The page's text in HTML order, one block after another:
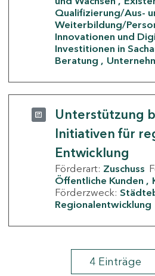
Qualifizierung/Aus-
Weiterbildung/
Innovationen und
Investitionen in
Beratung
Unterstützung
Initiativen für
Entwicklung
Förderart: Zuschuss
Öffentliche Kunden
Förderzweck:
Regionalentwicklung
4 Einträge